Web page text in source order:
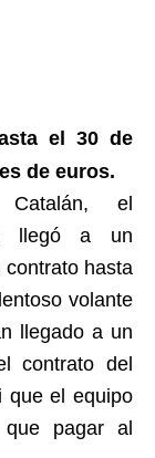
el 30 de
de euros.
el
llegó a un
hasta
volante
llegado a un
contrato del
que el equipo
pagar al